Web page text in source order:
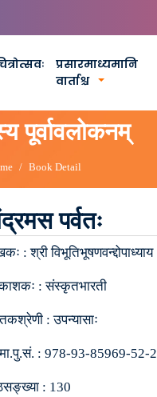
प्रसारमाध्यमानि
वार्ताश्च
पूर्वावलोकनम्
Book Detail
पर्वतः
:श्री विभूतिभूषणवन्द्दोपाध्याय
:संस्कृतभारती
:उपन्यासाः
: 978-93-85969-52-2
: 130